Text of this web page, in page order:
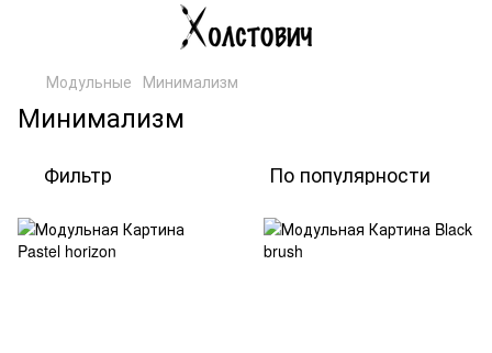
Модульные Минимализм
Минимализм
Фильтр По популярности